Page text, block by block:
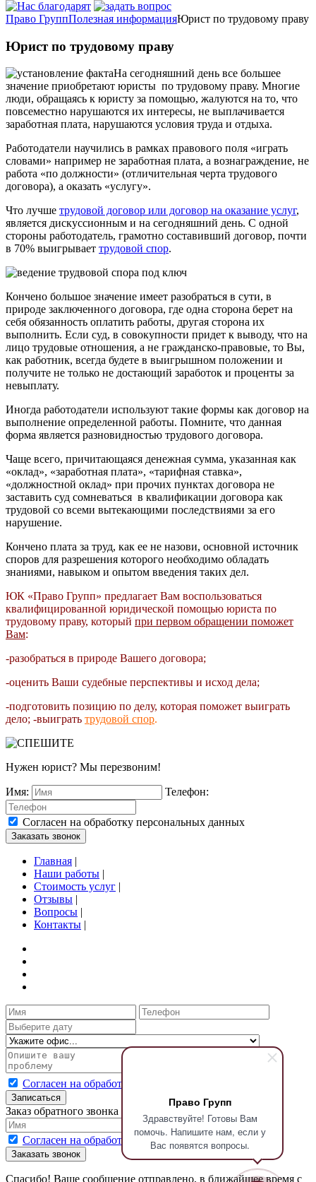
Право Групп
Здравствуйте! Готовы Вам
помочь. Напишите нам, если у
Вас появятся вопросы.
Право ГруппПолезная информацияЮрист по трудовому праву
Юрист по трудовому праву
На сегодняшний день все большее
значение приобретают юристы по трудовому праву. Многие
люди, обращаясь к юристу за помощью, жалуются на то, что
повсеместно нарушаются их интересы, не выплачивается
заработная плата, нарушаются условия труда и отдыха.
Работодатели научились в рамках правового поля «играть
словами» например не заработная плата, а вознаграждение, не
работа «по должности» (отличительная черта трудового
договора), а оказать «услугу».
Что лучше трудовой договор или договор на оказание услуг,
является дискуссионным и на сегодняшний день. С одной
стороны работодатель, грамотно составивший договор, почти
в 70% выигрывает трудовой спор.
Кончено большое значение имеет разобраться в сути, в
природе заключенного договора, где одна сторона берет на
себя обязанность оплатить работы, другая сторона их
выполнить. Если суд, в совокупности придет к выводу, что на
лицо трудовые отношения, а не гражданско-правовые, то Вы,
как работник, всегда будете в выигрышном положении и
получите не только не достающий заработок и проценты за
невыплату.
Иногда работодатели используют такие формы как договор на
выполнение определенной работы. Помните, что данная
форма является разновидностью трудового договора.
Чаще всего, причитающаяся денежная сумма, указанная как
«оклад», «заработная плата», «тарифная ставка»,
«должностной оклад» при прочих пунктах договора не
заставить суд сомневаться в квалификации договора как
трудовой со всеми вытекающими последствиями за его
нарушение.
Кончено плата за труд, как ее не назови, основной источник
споров для разрешения которого необходимо обладать
знаниями, навыком и опытом введения таких дел.
ЮК «Право Групп» предлагает Вам воспользоваться
квалифицированной юридической помощью юриста по
трудовому праву, который при первом обращении поможет
Вам:
-разобраться в природе Вашего договора;
-оценить Ваши судебные перспективы и исход дела;
-подготовить позицию по делу, которая поможет выиграть
дело; -выиграть трудовой спор.
Нужен юрист? Мы перезвоним!
Имя: Телефон:
Согласен на обработку персональных данных
Заказать звонок
Главная |
Наши работы |
Стоимость услуг |
Отзывы |
Вопросы |
Контакты |
Согласен на обработку персональных данных
Записаться
Заказ обратного звонка
Согласен на обработку персональных данных
Заказать звонок
Спасибо! Ваше сообщение отправлено, в ближайшее время с